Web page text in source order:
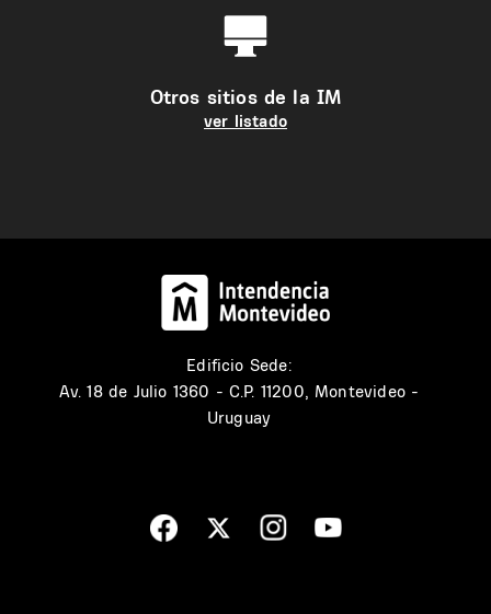
Otros sitios de la IM
ver listado
Edificio Sede:
Av. 18 de Julio 1360 - C.P. 11200, Montevideo -
Uruguay